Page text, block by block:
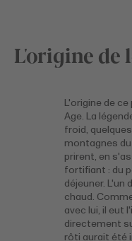
L'origine de
L'origine de
Age. La
froid,
montagnes
prirent, en
fortifiant : du
déjeuner. L'un
chaud.
avec lui, il eut
directement
rôti aurait été